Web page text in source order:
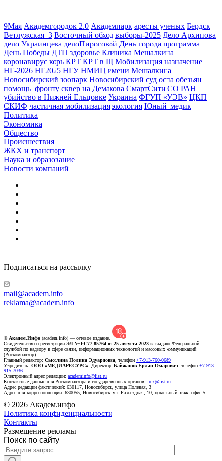
9Мая Академгородок 2.0 Академпарк аресты ученых Бердск
Ветлужская_3 Восточный обход выборы-2025 Дело Архипова
дело Украинцева делоПироговой День города программа
День Победы ДТП здоровье Клиника Мешалкина
коронавирус корь КРТ КРТ в Щ Мобилизация назначение
НГ-2026 НГ2025 НГУ НМИЦ имени Мешалкина
Новосибирский зоопарк Новосибирский суд оспа обезьян
помощь_фронту сквер на Демакова СмартСити СО РАН
убийство в Нижней Ельцовке Украина ФГУП «УЭВ» ЦКП
СКИФ частичная мобилизация экология Юный_медик
Политика
Экономика
Общество
Происшествия
ЖКХ и транспорт
Наука и образование
Новости компаний
Подписаться на рассылку
mail@academ.info
reklama@academ.info
© Академ.Инфо (academ.info) — сетевое издание.
Свидетельство о регистрации ЭЛ №ФС77-85764 от 25 августа 2023 г. выдано Федеральной
службой по надзору в сфере связи, информационных технологий и массовых коммуникаций
(Роскомнадзор).
Главный редактор: Сысолина Полина Эдуардовна , телефон +7-913-760-0689
Учредитель: ООО «МЕДИАРЕСУРС» . Директор: Байжанов Ерлан Омарович , телефон +7-913
915-7036
Электронный адрес редакции: academinfo@list.ru
Контактные данные для Роскомнадзора и государственных органов: irex@list.ru
Адрес редакции фактический: 630117, Новосибирск, улица Полевая, 3
Адрес для корреспонденции: 630055, Новосибирск, ул. Разъездная, 10, цокольный этаж, офис 5.
© 2026 Академ.инфо
Политика конфиденциальности
Контакты
Размещение рекламы
Поиск по сайту